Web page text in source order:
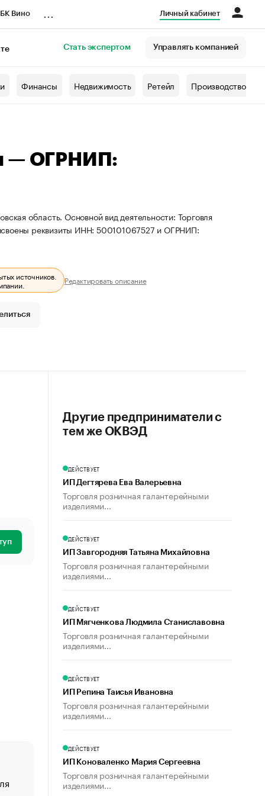
Вино Личный кабинет
Стать экспертом Управлять компанией
Финансы Недвижимость Ретейл Производство
— ОГРНИП:
область. Основной вид деятельности: Торговля
реквизиты ИНН: 500101067527 и ОГРНИП:
источников.
Редактировать описание
«От спорта тело стареет иначе». Как живет глава
Другие предприниматели с
тем же ОКВЭД
ДЕЙСТВУЕТ
ИП Дегтярева Ева Валерьевна
Торговля розничная галантерейными
изделиями...
ДЕЙСТВУЕТ
ИП Завгородняя Татьяна Михайловна
Торговля розничная галантерейными
изделиями...
ДЕЙСТВУЕТ
ИП Мягченкова Людмила Станиславовна
Торговля розничная галантерейными
изделиями...
ДЕЙСТВУЕТ
ИП Репина Таисья Ивановна
Торговля розничная галантерейными
изделиями...
ДЕЙСТВУЕТ
ИП Коноваленко Мария Сергеевна
Торговля розничная галантерейными
изделиями...